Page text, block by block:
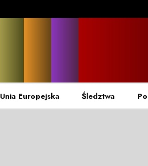
Unia Europejska Śledztwa